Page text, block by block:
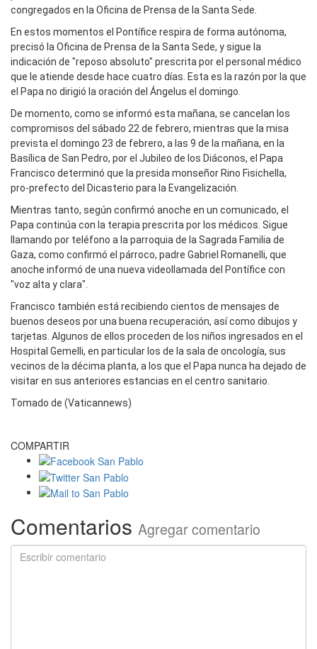
congregados en la Oficina de Prensa de la Santa Sede.
En estos momentos el Pontífice respira de forma autónoma,
precisó la Oficina de Prensa de la Santa Sede, y sigue la
indicación de "reposo absoluto" prescrita por el personal médico
que le atiende desde hace cuatro días. Esta es la razón por la que
el Papa no dirigió la oración del Ángelus el domingo.
De momento, como se informó esta mañana, se cancelan los
compromisos del sábado 22 de febrero, mientras que la misa
prevista el domingo 23 de febrero, a las 9 de la mañana, en la
Basílica de San Pedro, por el Jubileo de los Diáconos, el Papa
Francisco determinó que la presida monseñor Rino Fisichella,
pro-prefecto del Dicasterio para la Evangelización.
Mientras tanto, según confirmó anoche en un comunicado, el
Papa continúa con la terapia prescrita por los médicos. Sigue
llamando por teléfono a la parroquia de la Sagrada Familia de
Gaza, como confirmó el párroco, padre Gabriel Romanelli, que
anoche informó de una nueva videollamada del Pontífice con
"voz alta y clara".
Francisco también está recibiendo cientos de mensajes de
buenos deseos por una buena recuperación, así como dibujos y
tarjetas. Algunos de ellos proceden de los niños ingresados en el
Hospital Gemelli, en particular los de la sala de oncología, sus
vecinos de la décima planta, a los que el Papa nunca ha dejado de
visitar en sus anteriores estancias en el centro sanitario.
Tomado de (Vaticannews)
COMPARTIR
Comentarios Agregar comentario